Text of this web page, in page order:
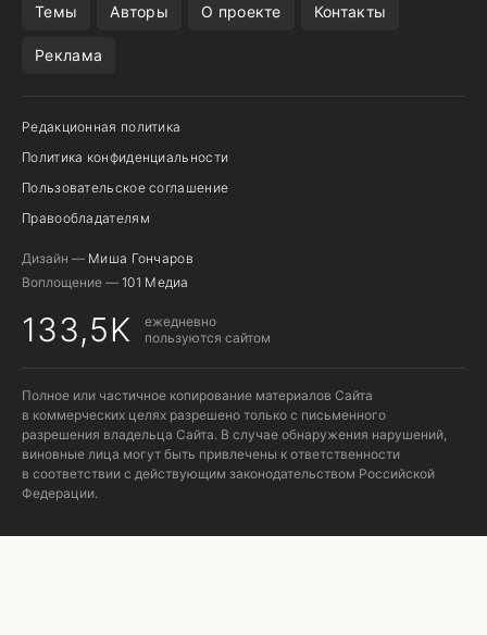
Темы Авторы О проекте Контакты
Реклама
Редакционная политика
Политика конфиденциальности
Пользовательское соглашение
Правообладателям
Дизайн — Миша Гончаров
Воплощение — 101 Медиа
133,5K
ежедневно
пользуются сайтом
Полное или частичное копирование материалов Сайта
в коммерческих целях разрешено только с письменного
разрешения владельца Сайта. В случае обнаружения нарушений,
виновные лица могут быть привлечены к ответственности
в соответствии с действующим законодательством Российской
Федерации.